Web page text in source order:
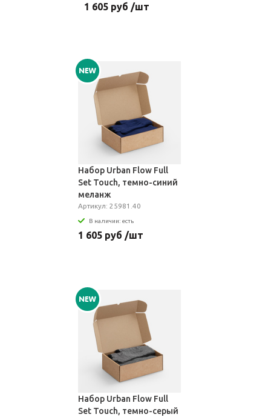
1 605 руб /шт
Набор Urban Flow Full
Set Touch, темно-синий
меланж
Артикул: 25981.40
В наличии: есть
1 605 руб /шт
Набор Urban Flow Full
Set Touch, темно-серый